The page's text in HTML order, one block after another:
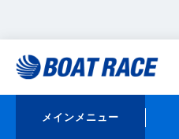
メインメニュー